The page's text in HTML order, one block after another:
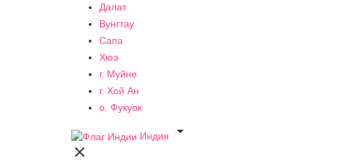
Далат
Вунгтау
Сапа
Хюэ
г. Муйне
г. Хой Ан
о. Фукуок
Индия

